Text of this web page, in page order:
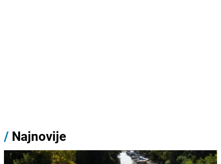
/ Najnovije